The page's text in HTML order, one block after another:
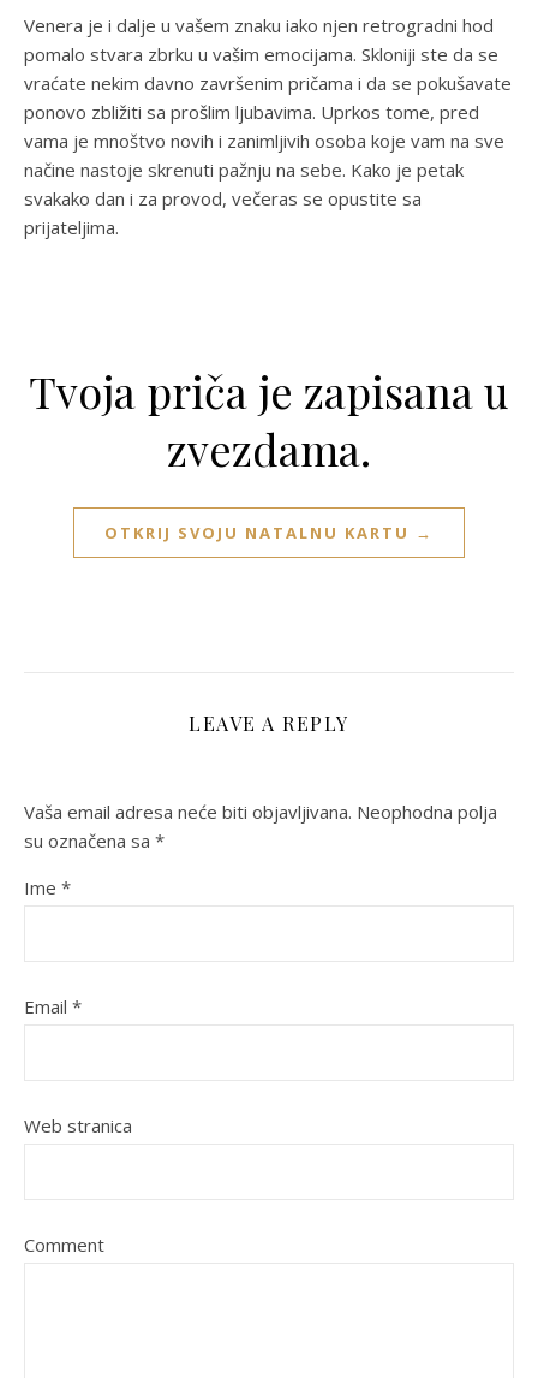
Venera je i dalje u vašem znaku iako njen retrogradni hod
pomalo stvara zbrku u vašim emocijama. Skloniji ste da se
vraćate nekim davno završenim pričama i da se pokušavate
ponovo zbližiti sa prošlim ljubavima. Uprkos tome, pred
vama je mnoštvo novih i zanimljivih osoba koje vam na sve
načine nastoje skrenuti pažnju na sebe. Kako je petak
svakako dan i za provod, večeras se opustite sa
prijateljima.
Tvoja priča je zapisana u
zvezdama.
OTKRIJ SVOJU NATALNU KARTU →
LEAVE A REPLY
Vaša email adresa neće biti objavljivana. Neophodna polja
su označena sa *
Ime *
Email *
Web stranica
Comment